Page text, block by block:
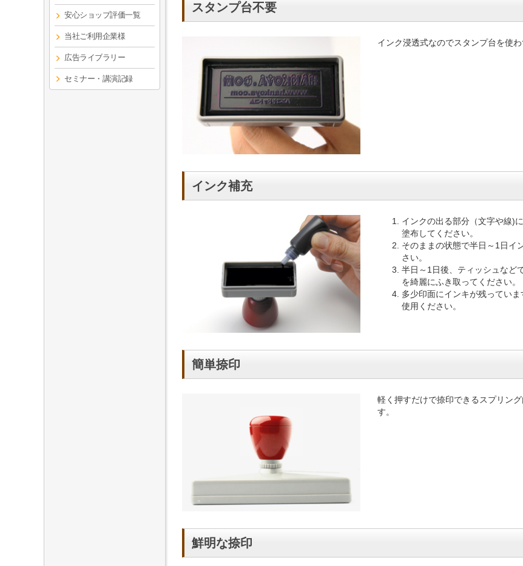
スタンプ台不要
インク浸透式なのでスタンプ台を使わ
インク補充
インクの出る部分（文字や線)
塗布してください。
そのままの状態で半日～1日イ
さい。
半日～1日後、ティッシュなど
を綺麗にふき取ってください。
多少印面にインキが残ってい
使用ください。
簡単捺印
軽く押すだけで捺印できるスプリン
す。
鮮明な捺印
安心ショップ評価一覧
当社ご利用企業様
広告ライブラリー
セミナー・講演記録